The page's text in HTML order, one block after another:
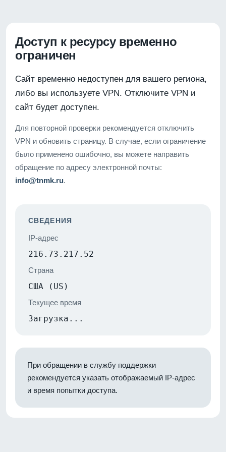
Доступ к ресурсу временно
ограничен
Сайт временно недоступен для вашего региона,
либо вы используете VPN. Отключите VPN и
сайт будет доступен.
Для повторной проверки рекомендуется отключить
VPN и обновить страницу. В случае, если ограничение
было применено ошибочно, вы можете направить
обращение по адресу электронной почты:
info@tnmk.ru.
СВЕДЕНИЯ
IP-адрес
216.73.217.52
Страна
США (US)
Текущее время
Загрузка...
При обращении в службу поддержки
рекомендуется указать отображаемый IP-адрес
и время попытки доступа.